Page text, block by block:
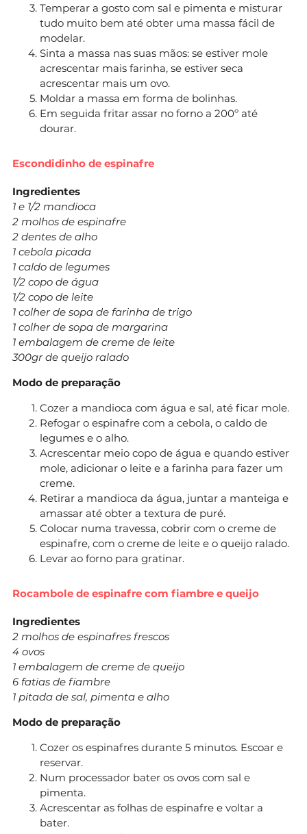
Temperar a gosto com sal e pimenta e misturar
tudo muito bem até obter uma massa fácil de
modelar.
Sinta a massa nas suas mãos: se estiver mole
acrescentar mais farinha, se estiver seca
acrescentar mais um ovo.
Moldar a massa em forma de bolinhas.
Em seguida fritar assar no forno a 200º até
dourar.
Escondidinho de espinafre
Ingredientes
1 e 1/2 mandioca
2 molhos de espinafre
2 dentes de alho
1 cebola picada
1 caldo de legumes
1/2 copo de água
1/2 copo de leite
1 colher de sopa de farinha de trigo
1 colher de sopa de margarina
1 embalagem de creme de leite
300gr de queijo ralado
Modo de preparação
Cozer a mandioca com água e sal, até ficar mole.
Refogar o espinafre com a cebola, o caldo de
legumes e o alho.
Acrescentar meio copo de água e quando estiver
mole, adicionar o leite e a farinha para fazer um
creme.
Retirar a mandioca da água, juntar a manteiga e
amassar até obter a textura de puré.
Colocar numa travessa, cobrir com o creme de
espinafre, com o creme de leite e o queijo ralado.
Levar ao forno para gratinar.
Rocambole de espinafre com fiambre e queijo
Ingredientes
2 molhos de espinafres frescos
4 ovos
1 embalagem de creme de queijo
6 fatias de fiambre
1 pitada de sal, pimenta e alho
Modo de preparação
Cozer os espinafres durante 5 minutos. Escoar e
reservar.
Num processador bater os ovos com sal e
pimenta.
Acrescentar as folhas de espinafre e voltar a
bater.